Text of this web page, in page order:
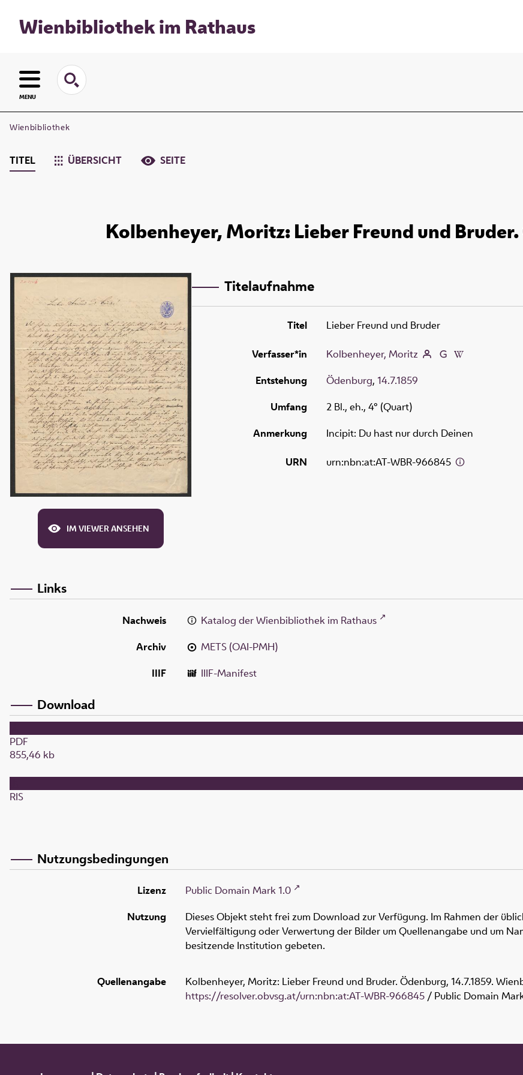
Wienbibliothek im Rathaus
MENU
Wienbibliothek
TITEL ÜBERSICHT SEITE
Kolbenheyer, Moritz: Lieber Freund und Bruder.
IM VIEWER ANSEHEN
Titelaufnahme
Titel Lieber Freund und Bruder
Verfasser*in
Kolbenheyer, Moritz
Entstehung
Ödenburg, 14.7.1859
Umfang
2 Bl., eh., 4° (Quart)
Anmerkung
Incipit: Du hast nur durch Deinen
URN urn:nbn:at:AT-WBR-966845
Links
Nachweis
Katalog der Wienbibliothek im Rathaus
Archiv
METS (OAI-PMH)
IIIF
IIIF-Manifest
Download
PDF
855,46 kb
RIS
Nutzungsbedingungen
Lizenz
Public Domain Mark 1.0
Nutzung
Dieses Objekt steht frei zum Download zur Verfügung. Im Rahmen der
Vervielfältigung oder Verwertung der Bilder um Quellenangabe und um
besitzende Institution gebeten.
Quellenangabe Kolbenheyer, Moritz: Lieber Freund und Bruder. Ödenburg, 14.7.1859.
https://resolver.obvsg.at/urn:nbn:at:AT-WBR-966845 / Public Domain